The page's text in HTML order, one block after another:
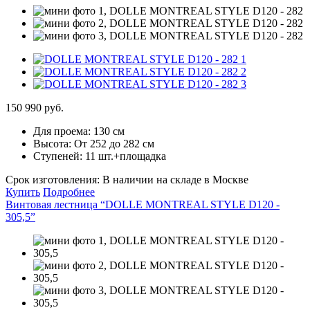
150 990 руб.
Для проема: 130 см
Высота: От 252 до 282 см
Ступеней: 11 шт.+площадка
Срок изготовления: В наличии на складе в Москве
Купить Подробнее
Винтовая лестница “DOLLE MONTREAL STYLE D120 -
305,5”